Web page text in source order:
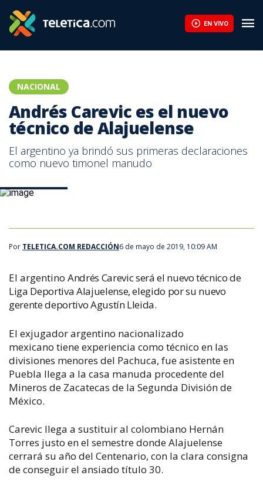
EN VIVO
NACIONAL
Andrés Carevic es el nuevo
técnico de Alajuelense
El argentino ya brindó sus primeras declaraciones
como nuevo timonel manudo
Por TELETICA.COM REDACCIÓN6 de mayo de 2019, 10:09 AM
El argentino Andrés Carevic será el nuevo técnico de
Liga Deportiva Alajuelense, elegido por su nuevo
gerente deportivo Agustín Lleida.
El exjugador argentino nacionalizado
mexicano tiene experiencia como técnico en las
divisiones menores del Pachuca, fue asistente en
Puebla llega a la casa manuda procedente del
Mineros de Zacatecas de la Segunda División de
México.
Carevic llega a sustituir al colombiano Hernán
Torres justo en el semestre donde Alajuelense
cerrará su año del Centenario, con la clara consigna
de conseguir el ansiado título 30.